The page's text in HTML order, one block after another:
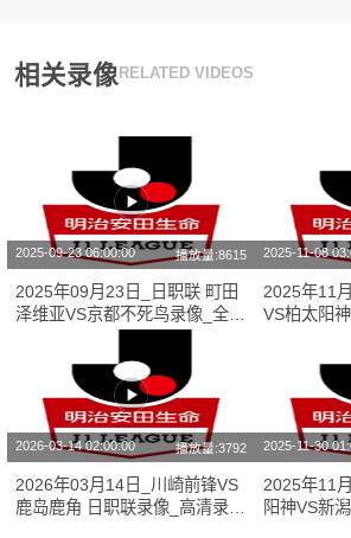
相关录像 RELATED VIDEOS
2025-09-23 06:00:00 播放量:8615
2025年09月23日_日职联 町田
泽维亚VS京都不死鸟录像_全场
录像【全场回放】
2025-11-08
2025年11
VS柏太阳
2026-03-14 02:00:00 播放量:3792
2026年03月14日_川崎前锋VS
鹿岛鹿角 日职联录像_高清录像
2025-11-30
2025年11
阳神VS新